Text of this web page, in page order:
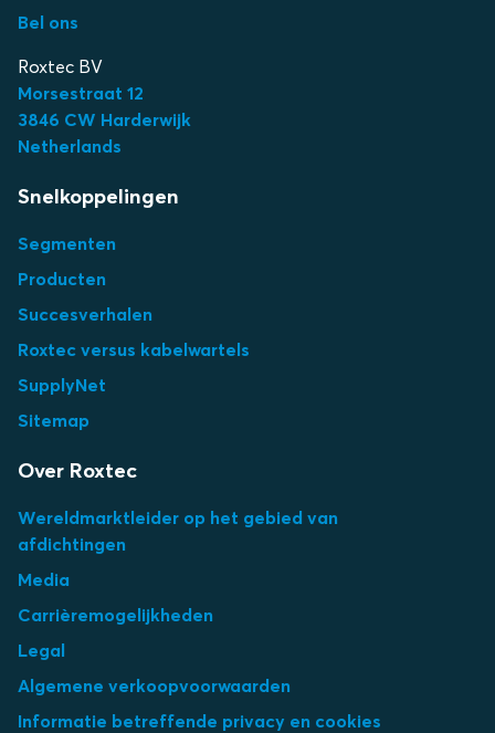
Bel ons
Roxtec BV
Morsestraat 12
3846 CW Harderwijk
Netherlands
Snelkoppelingen
Segmenten
Producten
Succesverhalen
Roxtec versus kabelwartels
SupplyNet
Sitemap
Over Roxtec
Wereldmarktleider op het gebied van
afdichtingen
Media
Carrièremogelijkheden
Legal
Algemene verkoopvoorwaarden
Informatie betreffende privacy en cookies